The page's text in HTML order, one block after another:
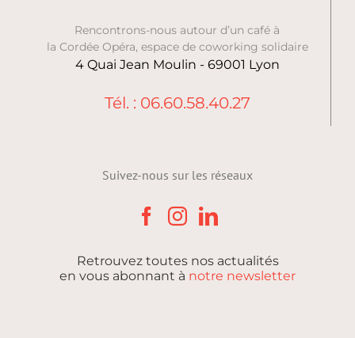
Rencontrons-nous autour d’un café à
la Cordée Opéra, espace de coworking solidaire
4 Quai Jean Moulin - 69001 Lyon
Tél. : 06.60.58.40.27
Suivez-nous sur les réseaux
Retrouvez toutes nos actualités
en vous abonnant à notre newsletter